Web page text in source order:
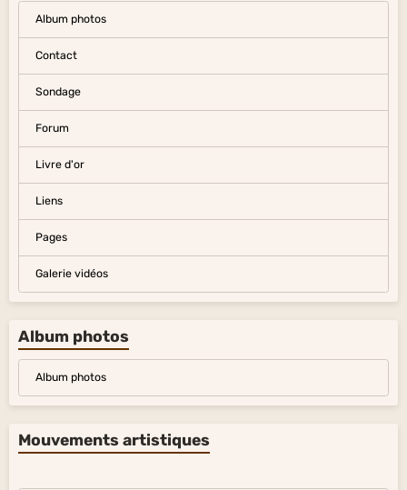
Album photos
Contact
Sondage
Forum
Livre d'or
Liens
Pages
Galerie vidéos
Album photos
Album photos
Mouvements artistiques